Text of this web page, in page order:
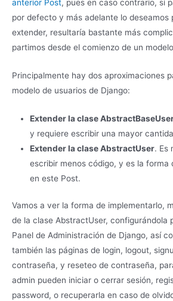
anterior Post, pues en caso contrario, si
por defecto y más adelante lo deseamos
extender, resultaría bastante más
partimos desde el comienzo de un
Principalmente hay dos aproximaciones
modelo de usuarios de Django:
Extender la clase
y requiere escribir una mayor
Extender la clase AbstractUser. Es
escribir menos código, y es la forma
en este Post.
Vamos a ver la forma de implementarlo,
de la clase AbstractUser, configurándola
Panel de Administración de Django, así
también las páginas de login, logout,
contraseña, y reseteo de contraseña,
admin pueden iniciar o cerrar sesión,
password, o recuperarla en caso de